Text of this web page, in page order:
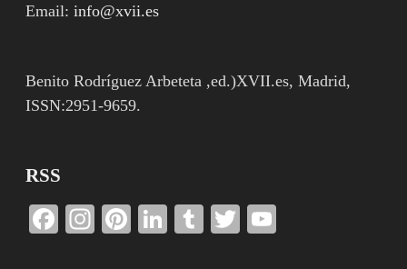
Email:info@xvii.es
Benito Rodríguez Arbeteta ,ed.)XVII.es, Madrid,
ISSN:2951-9659.
RSS
Facebook
Instagram
Pinterest
LinkedIn
TumblrTwitter